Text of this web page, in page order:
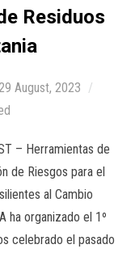
Residuos
August, 2023
– Herramientas de
de Riesgos para el
al Cambio
ha organizado el 1º
celebrado el pasado